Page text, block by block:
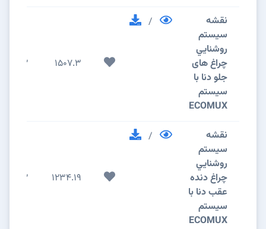
نقشه
سيستم
روشنايي
چراغ های
جلو دنا با
سیستم
ECOMUX
/
1507.3
2
نقشه
سيستم
روشنايي
چراغ دنده
عقب دنا با
سیستم
ECOMUX
/
1234.19
2